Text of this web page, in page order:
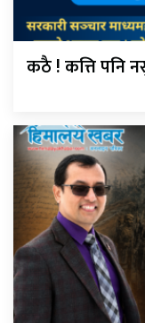
कठै ! कत्ति पनि